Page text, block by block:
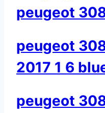
peugeot
peugeot
2017 1 6
peugeot